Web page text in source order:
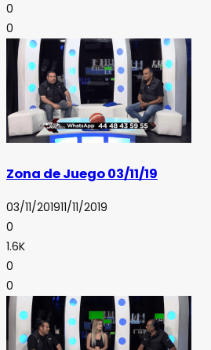
0
0
Zona de Juego 03/11/19
03/11/201911/11/2019
0
1.6K
0
0